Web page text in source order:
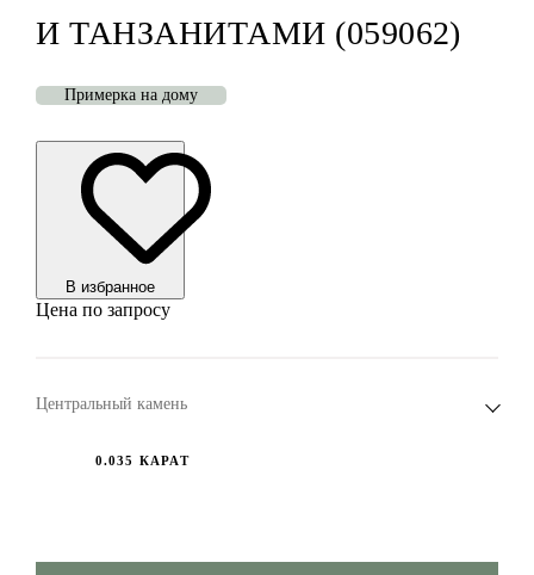
И ТАНЗАНИТАМИ (059062)
Примерка на дому
В избранноe
Цена по запросу
Центральный камень
0.035 КАРАТ